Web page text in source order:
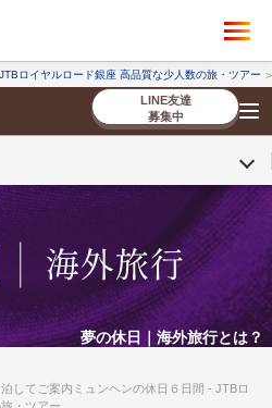
JTBロイヤルロード銀座 高品質な少人数の旅・ツアー
LINE友達
募集中
み
れ
法人企業・自治体のみ
なさまへ
夢の休日｜海外旅行とは？
してご案内ミュンヘンの休日６日間 - JTBロ
×
国内ツアー